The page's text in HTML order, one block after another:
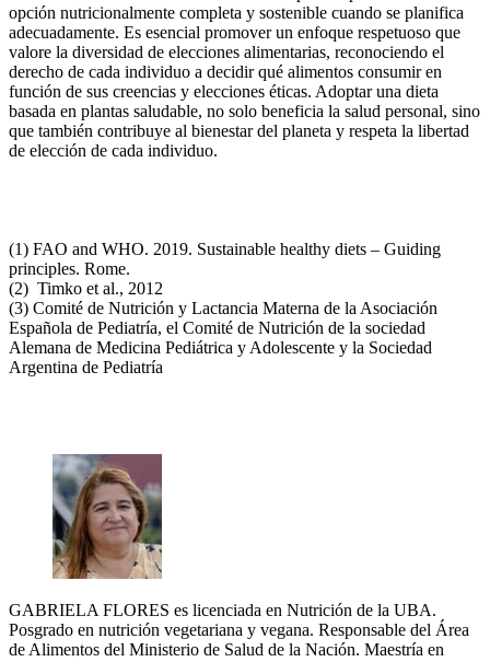
opción nutricionalmente completa y sostenible cuando se planifica
adecuadamente. Es esencial promover un enfoque respetuoso que
valore la diversidad de elecciones alimentarias, reconociendo el
derecho de cada individuo a decidir qué alimentos consumir en
función de sus creencias y elecciones éticas. Adoptar una dieta
basada en plantas saludable, no solo beneficia la salud personal, sino
que también contribuye al bienestar del planeta y respeta la libertad
de elección de cada individuo.
(1) FAO and WHO. 2019. Sustainable healthy diets – Guiding
principles. Rome.
(2) Timko et al., 2012
(3) Comité de Nutrición y Lactancia Materna de la Asociación
Española de Pediatría, el Comité de Nutrición de la sociedad
Alemana de Medicina Pediátrica y Adolescente y la Sociedad
Argentina de Pediatría
GABRIELA FLORES es licenciada en Nutrición de la UBA.
Posgrado en nutrición vegetariana y vegana. Responsable del Área
de Alimentos del Ministerio de Salud de la Nación. Maestría en